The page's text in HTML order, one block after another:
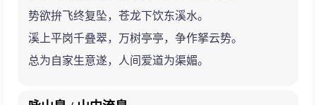
势欲拚飞终复坠，苍龙下饮东溪水。
溪上平岗千叠翠，万树亭亭，争作拏云势。
总为自家生意遂，人间爱道为渠媚。